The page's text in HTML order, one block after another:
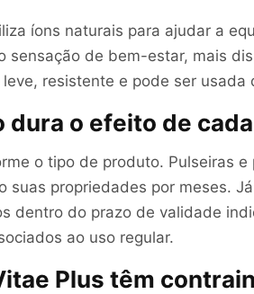
íons naturais para ajudar a
sensação de bem-estar, mais
resistente e pode ser usada
dura o efeito de
o tipo de produto. Pulseiras
suas propriedades por meses.
dentro do prazo de validade
ao uso regular.
Plus têm